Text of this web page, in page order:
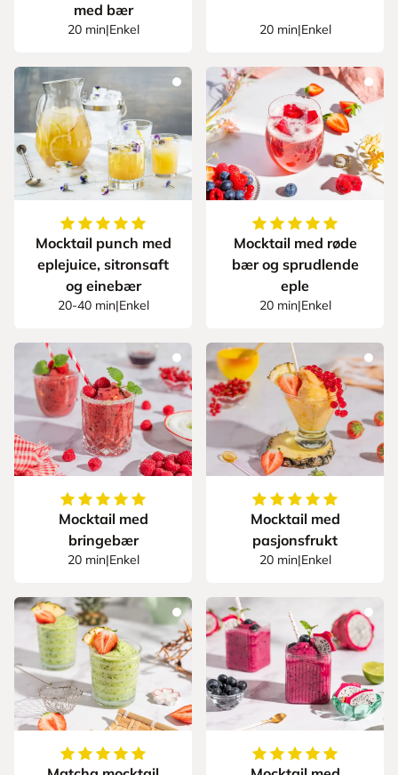
med bær
20 min|Enkel 20 min|Enkel
5av5stjerner
Mocktail punch med
eplejuice, sitronsaft
og einebær
20-40 min|Enkel
5av5stjerner
Mocktail med røde
bær og sprudlende
eple
20 min|Enkel
5av5stjerner
Mocktail med
bringebær
20 min|Enkel
5av5stjerner
Mocktail med
pasjonsfrukt
20 min|Enkel
5av5stjerner
5av5stjerner